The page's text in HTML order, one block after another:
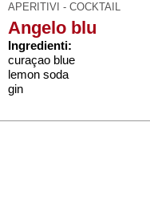
APERITIVI - COCKTAIL
Angelo blu
Ingredienti:
curaçao blue
lemon soda
gin